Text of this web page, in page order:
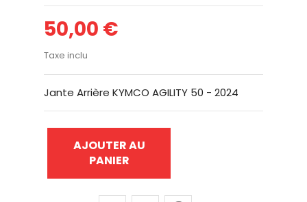
50,00 €
Taxe inclu
Jante Arrière KYMCO AGILITY 50 - 2024
AJOUTER AU
PANIER